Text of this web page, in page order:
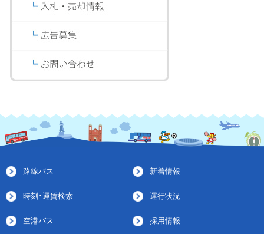
路線バス
時刻･運賃検索
空港バス
新着情報
運行状況
採用情報